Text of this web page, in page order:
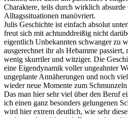
Charaktere, teils durch wirklich absurde
Alltagssituationen manövriert.
Julis Geschichte ist einfach absolut
freut sich mit achtunddreißig nicht
eigentlich Unbekannten schwanger zu
ausgerechnet ihr als Hebamme passiert,
wenig skurriler und witziger. Die
eine Eigendynamik voller ungeahnter
ungeplante Annäherungen und noch
wieder neue Momente zum Schmunzeln
Das man hier sehr viel über den Beruf
ich einen ganz besonders gelungenen
wird hier extrem deutlich, wie sehr